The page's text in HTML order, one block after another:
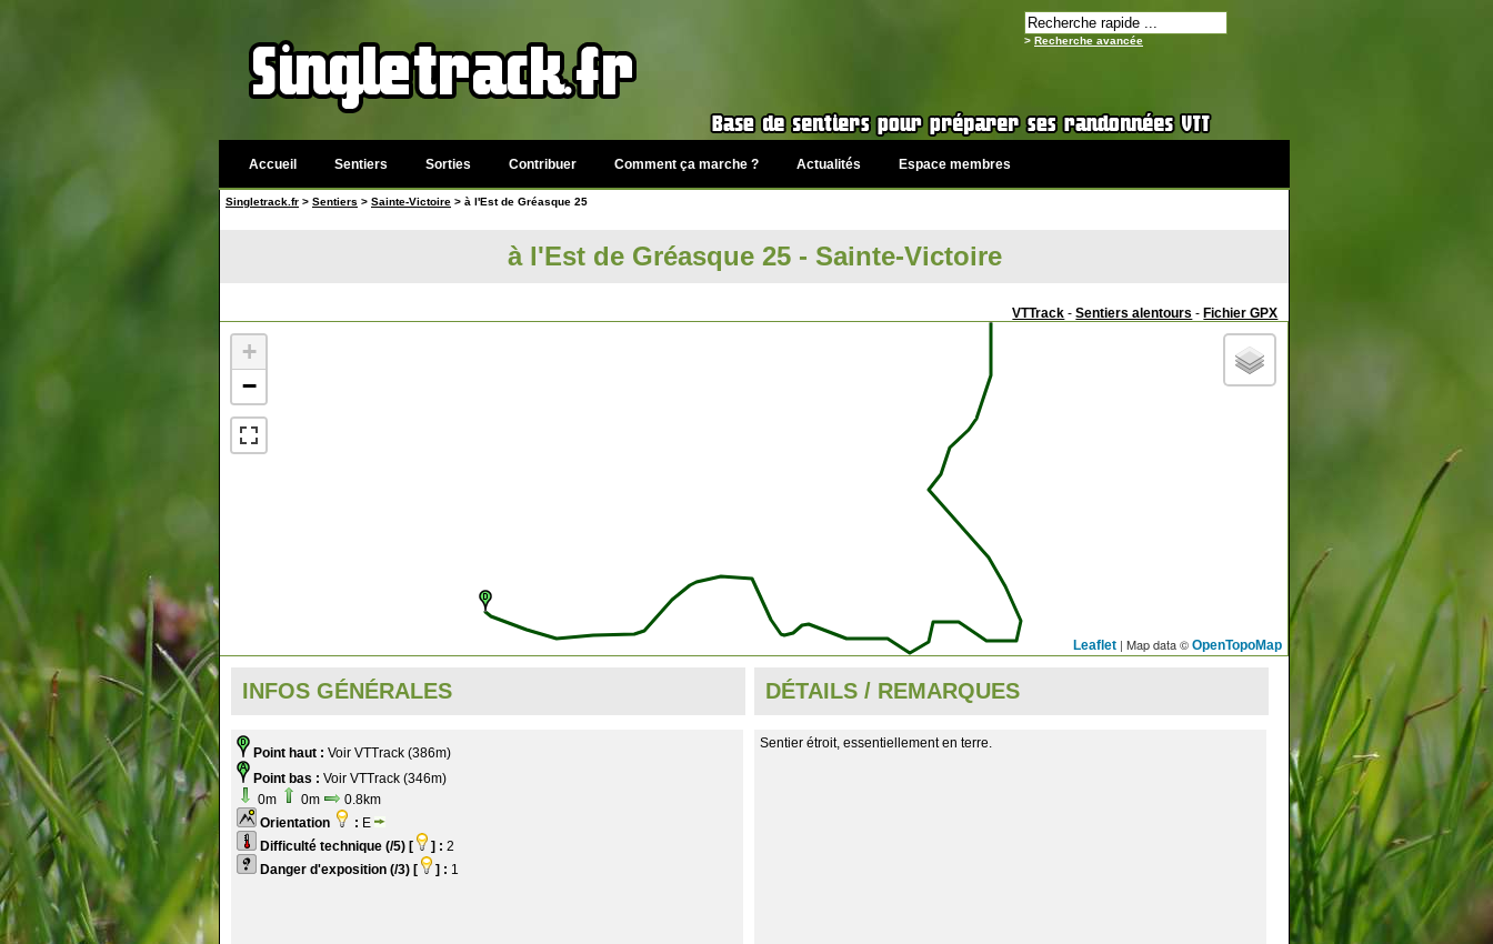
> Recherche avancée
Accueil Sentiers Sorties Contribuer Comment ça marche ? Actualités Espace membres
Singletrack.fr > Sentiers > Sainte-Victoire > à l'Est de Gréasque 25
à l'Est de Gréasque 25 - Sainte-Victoire
VTTrack -Sentiers alentours -Fichier GPX
+
−
Leaflet | Map data © OpenTopoMap
INFOS GÉNÉRALES
Point haut : Voir VTTrack (386m)
Point bas : Voir VTTrack (346m)
0m
0m
0.8km
Orientation
: E
Difficulté technique (/5) [
] : 2
Danger d'exposition (/3) [
] : 1
DÉTAILS / REMARQUES
Sentier étroit, essentiellement en terre.